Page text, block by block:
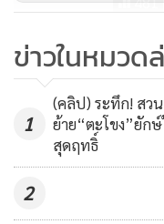
8,549
ข่าวในหมวด
1
(คลิป) ระทึก! สว
ย้าย“ตะโขง”ยัก
สุดฤทธิ์
2